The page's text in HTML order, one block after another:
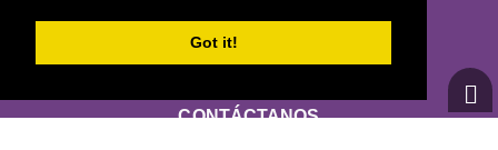
Got it!
CONTÁCTANOS